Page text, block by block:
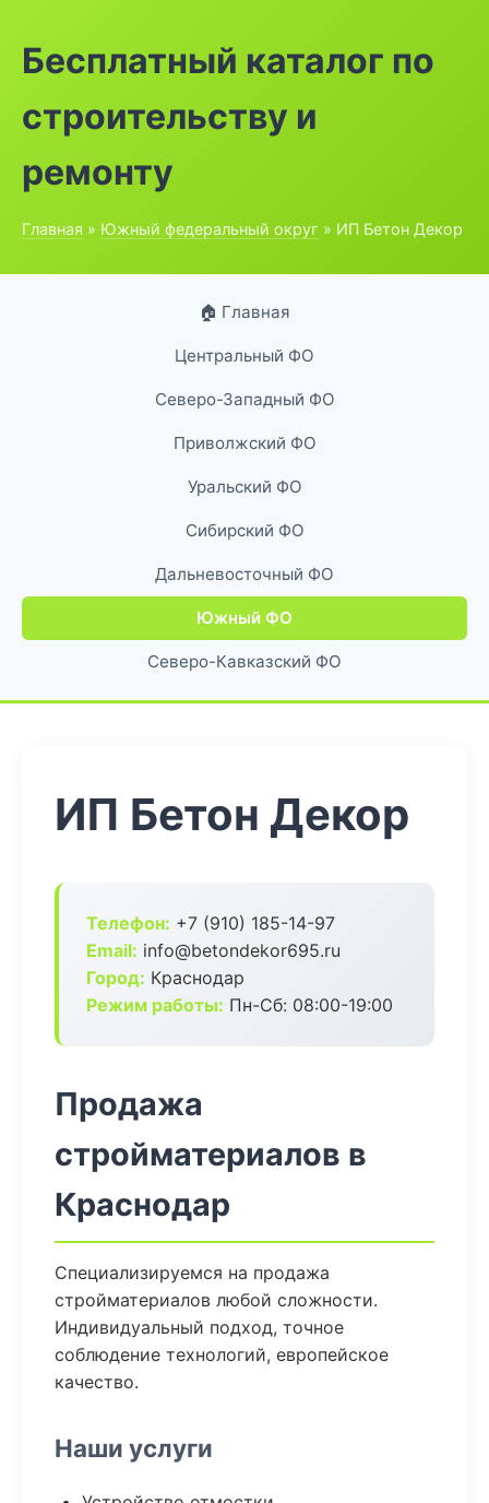
Бесплатный каталог по
строительству и
ремонту
Главная » Южный федеральный округ » ИП Бетон Декор
🏠 Главная
Центральный ФО
Северо-Западный ФО
Приволжский ФО
Уральский ФО
Сибирский ФО
Дальневосточный ФО
Южный ФО
Северо-Кавказский ФО
ИП Бетон Декор
Телефон: +7 (910) 185-14-97
Email: info@betondekor695.ru
Город: Краснодар
Режим работы: Пн-Сб: 08:00-19:00
Продажа
стройматериалов в
Краснодар
Специализируемся на продажа
стройматериалов любой сложности.
Индивидуальный подход, точное
соблюдение технологий, европейское
качество.
Наши услуги